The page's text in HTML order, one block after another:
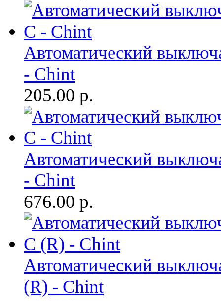
Автоматический
- Chint
205.00 р.
Автоматический
- Chint
676.00 р.
Автоматический
(R) - Chint